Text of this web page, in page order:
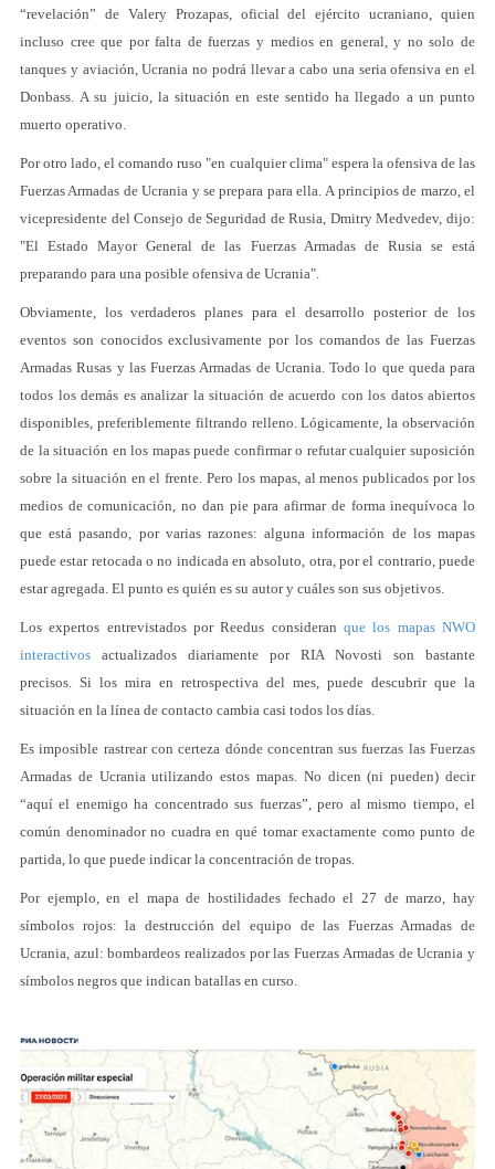
“revelación” de Valery Prozapas, oficial del ejército ucraniano, quien
incluso cree que por falta de fuerzas y medios en general, y no solo de
tanques y aviación, Ucrania no podrá llevar a cabo una seria ofensiva en el
Donbass. A su juicio, la situación en este sentido ha llegado a un punto
muerto operativo.
Por otro lado, el comando ruso "en cualquier clima" espera la ofensiva de las
Fuerzas Armadas de Ucrania y se prepara para ella. A principios de marzo, el
vicepresidente del Consejo de Seguridad de Rusia, Dmitry Medvedev, dijo:
"El Estado Mayor General de las Fuerzas Armadas de Rusia se está
preparando para una posible ofensiva de Ucrania".
Obviamente, los verdaderos planes para el desarrollo posterior de los
eventos son conocidos exclusivamente por los comandos de las Fuerzas
Armadas Rusas y las Fuerzas Armadas de Ucrania. Todo lo que queda para
todos los demás es analizar la situación de acuerdo con los datos abiertos
disponibles, preferiblemente filtrando relleno. Lógicamente, la observación
de la situación en los mapas puede confirmar o refutar cualquier suposición
sobre la situación en el frente. Pero los mapas, al menos publicados por los
medios de comunicación, no dan pie para afirmar de forma inequívoca lo
que está pasando, por varias razones: alguna información de los mapas
puede estar retocada o no indicada en absoluto, otra, por el contrario, puede
estar agregada. El punto es quién es su autor y cuáles son sus objetivos.
Los expertos entrevistados por Reedus consideran que los mapas NWO
interactivos actualizados diariamente por RIA Novosti son bastante
precisos. Si los mira en retrospectiva del mes, puede descubrir que la
situación en la línea de contacto cambia casi todos los días.
Es imposible rastrear con certeza dónde concentran sus fuerzas las Fuerzas
Armadas de Ucrania utilizando estos mapas. No dicen (ni pueden) decir
“aquí el enemigo ha concentrado sus fuerzas”, pero al mismo tiempo, el
común denominador no cuadra en qué tomar exactamente como punto de
partida, lo que puede indicar la concentración de tropas.
Por ejemplo, en el mapa de hostilidades fechado el 27 de marzo, hay
símbolos rojos: la destrucción del equipo de las Fuerzas Armadas de
Ucrania, azul: bombardeos realizados por las Fuerzas Armadas de Ucrania y
símbolos negros que indican batallas en curso.